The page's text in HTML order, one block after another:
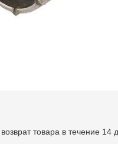
возврат товара в течение 14